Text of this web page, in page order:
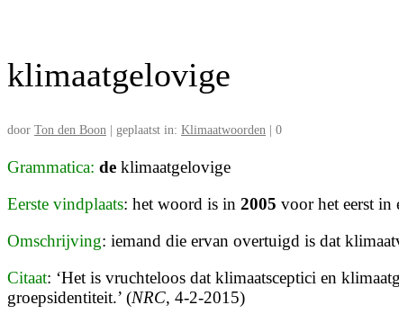
klimaatgelovige
door Ton den Boon geplaatst in: Klimaatwoorden 0
Grammatica: de klimaatgelovige
Eerste vindplaats: het woord is in 2005 voor het eerst in
Omschrijving: iemand die ervan overtuigd is dat
Citaat: ‘Het is vruchteloos dat klimaatsceptici en
groepsidentiteit.’ (NRC, 4-2-2015)